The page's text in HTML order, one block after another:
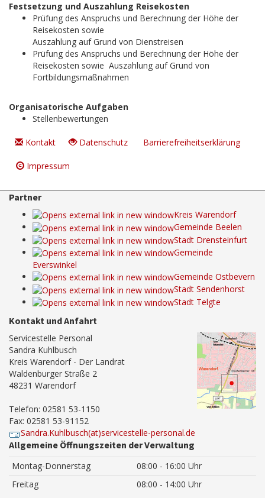
Festsetzung und Auszahlung Reisekosten
Prüfung des Anspruchs und Berechnung der Höhe der
Reisekosten sowie
Auszahlung auf Grund von Dienstreisen
Prüfung des Anspruchs und Berechnung der Höhe der
Reisekosten sowie Auszahlung auf Grund von
Fortbildungsmaßnahmen
Organisatorische Aufgaben
Stellenbewertungen
Kontakt Datenschutz Barrierefreiheitserklärung
Impressum
Partner
Kreis Warendorf
Gemeinde Beelen
Stadt Drensteinfurt
Gemeinde
Everswinkel
Gemeinde Ostbevern
Stadt Sendenhorst
Stadt Telgte
Kontakt und Anfahrt
Servicestelle Personal
Sandra Kuhlbusch
Kreis Warendorf - Der Landrat
Waldenburger Straße 2
48231 Warendorf
Telefon: 02581 53-1150
Fax: 02581 53-91152
Sandra.Kuhlbusch(at)servicestelle-personal.de
Allgemeine Öffnungszeiten der Verwaltung
Montag-Donnerstag
08:00 - 16:00 Uhr
Freitag
08:00 - 14:00 Uhr